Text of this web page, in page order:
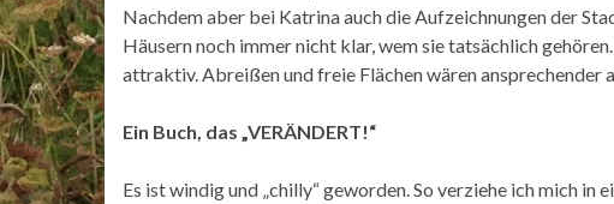
Nachdem aber bei Katrina auch die Aufzeichnungen der
Häusern noch immer nicht klar, wem sie tatsächlich
attraktiv. Abreißen und freie Flächen wären ansprechender
Ein Buch, das „VERÄNDERT!“
Es ist windig und „chilly“ geworden. So verziehe ich mich in